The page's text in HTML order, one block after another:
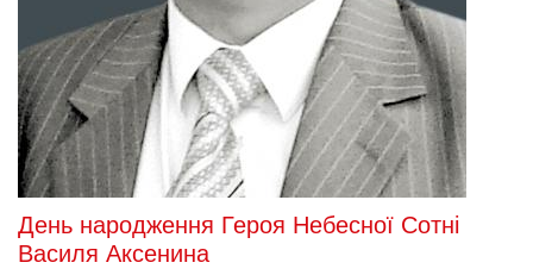
День народження Героя Небесної Сотні
Василя Аксенина